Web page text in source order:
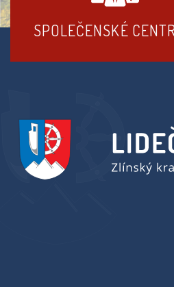
SPOLEČENSKÉ